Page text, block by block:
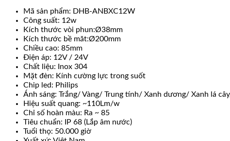
Mã sản phẩm: DHB-ANBXC12W
Công suất: 12w
Kích thước vòi phun:Ø38mm
Kích thước bề măt:Ø200mm
Chiều cao: 85mm
Điện áp: 12V / 24V
Chất liệu: Inox 304
Mặt đèn: Kính cường lực trong suốt
Chip led: Philips
Ánh sáng: Trắng/ Vàng/ Trung tính/ Xanh dương/ Xanh lá
Hiệu suất quang: ~110Lm/w
Chỉ số hoàn màu: Ra ~ 85
Tiêu chuẩn: IP 68 (Lắp âm nước)
Tuổi thọ: 50.000 giờ